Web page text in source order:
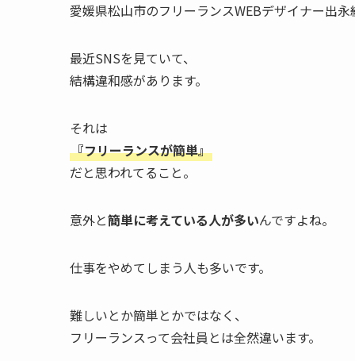
愛媛県松山市のフリーランスWEBデザイナー出永
最近SNSを見ていて、
結構違和感があります。
それは
『フリーランスが簡単』
だと思われてること。
意外と簡単に考えている人が多いんですよね。
仕事をやめてしまう人も多いです。
難しいとか簡単とかではなく、
フリーランスって会社員とは全然違います。